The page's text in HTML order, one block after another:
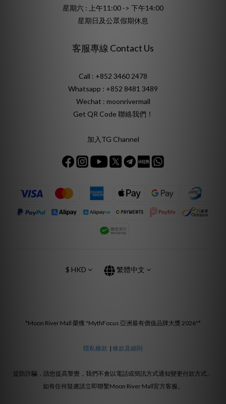
星期六 : 上午11:00 -> 下午14:00
星期日及公眾假期休息
客服專線 Contact Us
Call : +852 3460 2478
Whatsapp : +852 8481 3489
Wechat : moonrivermall
Get QR Code 聯絡我們！
加入TG Channel
$ HKD 繁體中文
*Moon River Mall 榮獲 "MythFocus 亞洲最有價值品牌大獎 2026"*
隱私條款 | 條款及細則
提防詐騙，請您提高警覺，我們不會以電話或簡訊方式通知變更付款方式。
如有任何疑慮請立即聯繫Moon River Mall官方客服。